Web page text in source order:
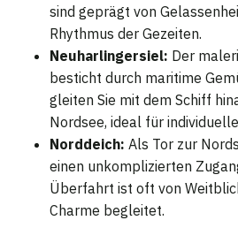
sind geprägt von
Rhythmus der Gezeiten.
Neuharlingersiel: Der
besticht durch maritime
gleiten Sie mit dem Schiff
Nordsee, ideal für
Norddeich: Als Tor zur
einen unkomplizierten
Überfahrt ist oft von
Charme begleitet.